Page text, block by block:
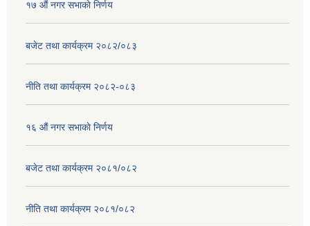
१७ ‌‍औं नगर सभाकाे निर्णय
बजेट तथा कार्यक्रम २०८२/०८३
नीति तथा कार्यक्रम २०८२-०८३
१६ ‌औं नगर सभाकाे निर्णय
बजेट तथा कार्यक्रम २०८१/०८२
नीति तथा कार्यक्रम २०८१/०८२